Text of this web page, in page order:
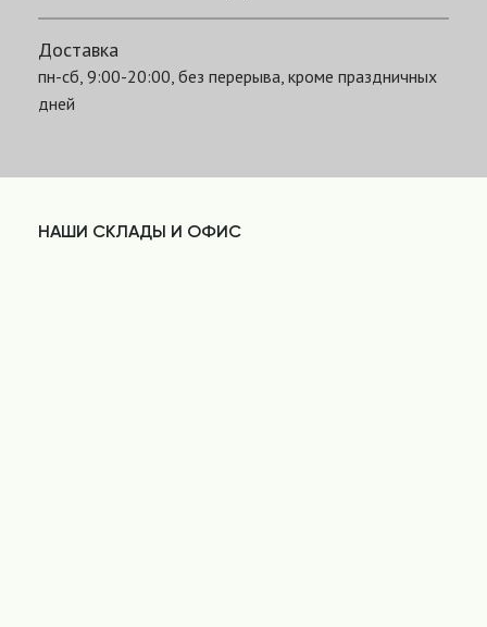
Доставка
пн-сб, 9:00-20:00, без перерыва, кроме праздничных
дней
НАШИ СКЛАДЫ И ОФИС